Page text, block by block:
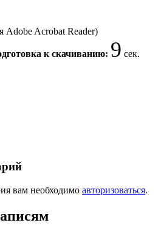
Adobe Acrobat Reader)
к скачиванию: 9 сек.
вам необходимо авторизоваться.